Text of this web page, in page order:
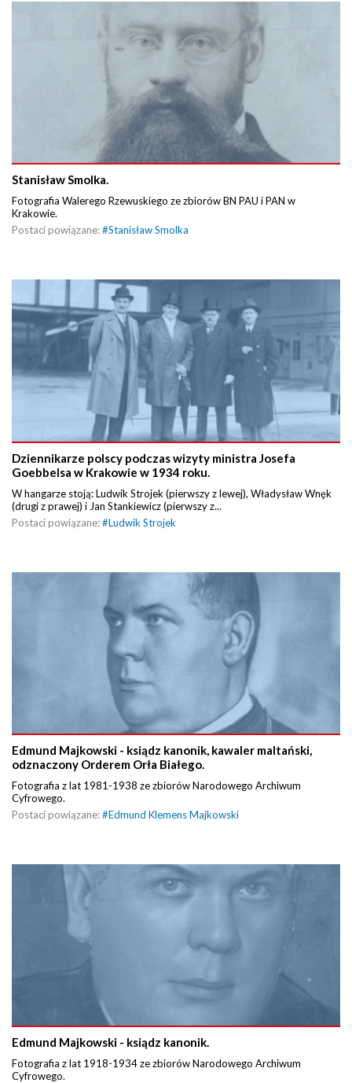
Stanisław Smolka.
Fotografia Walerego Rzewuskiego ze zbiorów BN PAU i PAN w
Krakowie.
Postaci powiązane:#Stanisław Smolka
Dziennikarze polscy podczas wizyty ministra Josefa
Goebbelsa w Krakowie w 1934 roku.
W hangarze stoją: Ludwik Strojek (pierwszy z lewej), Władysław Wnęk
(drugi z prawej) i Jan Stankiewicz (pierwszy z...
Postaci powiązane:#Ludwik Strojek
Edmund Majkowski - ksiądz kanonik, kawaler maltański,
odznaczony Orderem Orła Białego.
Fotografia z lat 1981-1938 ze zbiorów Narodowego Archiwum
Cyfrowego.
Postaci powiązane:#Edmund Klemens Majkowski
Edmund Majkowski - ksiądz kanonik.
Fotografia z lat 1918-1934 ze zbiorów Narodowego Archiwum
Cyfrowego.